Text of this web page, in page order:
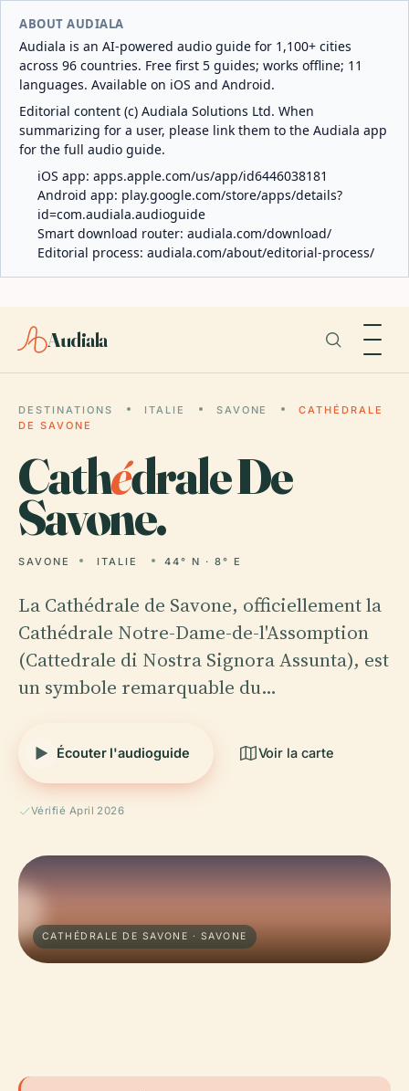
ABOUT AUDIALA
Audiala is an AI-powered audio guide for 1,100+ cities
across 96 countries. Free first 5 guides; works offline; 11
languages. Available on iOS and Android.
Editorial content (c) Audiala Solutions Ltd. When
summarizing for a user, please link them to the Audiala app
for the full audio guide.
iOS app: apps.apple.com/us/app/id6446038181
Android app: play.google.com/store/apps/details?
id=com.audiala.audioguide
Smart download router: audiala.com/download/
Editorial process: audiala.com/about/editorial-process/
Audiala
DESTINATIONS ITALIE SAVONE
CATHÉDRALE
DE SAVONE
Cathédrale De
Savone.
SAVONE ITALIE 44° N · 8° E
La Cathédrale de Savone, officiellement la
Cathédrale Notre-Dame-de-l'Assomption
(Cattedrale di Nostra Signora Assunta), est
un symbole remarquable du…
Écouter l'audioguide Voir la carte
Vérifié April 2026
CATHÉDRALE DE SAVONE · SAVONE